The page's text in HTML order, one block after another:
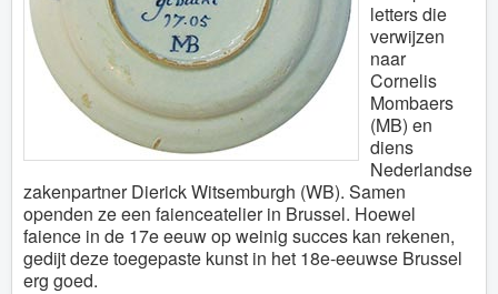
letters die
verwijzen
naar
Cornelis
Mombaers
(MB) en
diens
Nederlandse
zakenpartner Dierick Witsemburgh (WB). Samen
openden ze een faienceatelier in Brussel. Hoewel
faience in de 17e eeuw op weinig succes kan rekenen,
gedijt deze toegepaste kunst in het 18e-eeuwse Brussel
erg goed.